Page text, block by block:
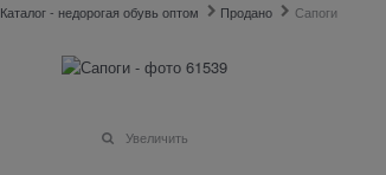
Каталог - недорогая обувь оптом Продано Сапоги
Увеличить